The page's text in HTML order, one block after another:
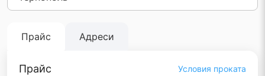
Прайс Адреси
Прайс Условия проката